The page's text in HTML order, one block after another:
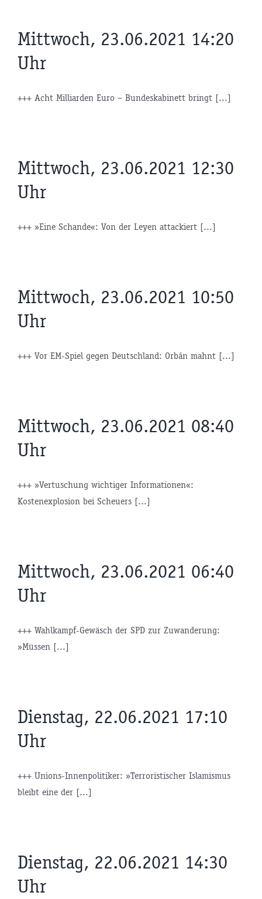
Mittwoch, 23.06.2021 14:20
Uhr
+++ Acht Milliarden Euro – Bundeskabinett bringt [...]
Mittwoch, 23.06.2021 12:30
Uhr
+++ »Eine Schande«: Von der Leyen attackiert [...]
Mittwoch, 23.06.2021 10:50
Uhr
+++ Vor EM-Spiel gegen Deutschland: Orbán mahnt [...]
Mittwoch, 23.06.2021 08:40
Uhr
+++ »Vertuschung wichtiger Informationen«:
Kostenexplosion bei Scheuers [...]
Mittwoch, 23.06.2021 06:40
Uhr
+++ Wahlkampf-Gewäsch der SPD zur Zuwanderung:
»Müssen [...]
Dienstag, 22.06.2021 17:10
Uhr
+++ Unions-Innenpolitiker: »Terroristischer Islamismus
bleibt eine der [...]
Dienstag, 22.06.2021 14:30
Uhr